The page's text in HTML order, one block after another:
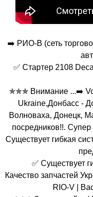
➡️ РИО-В (сеть
✅ Стартер 2108
✯✯✯ Внимание ...➡️
Ukraine,Донбасс -
Волноваха, Донецк,
посредников!!.
Существует гибкая
✅ Существует
Качество запчастей
RIO-V |